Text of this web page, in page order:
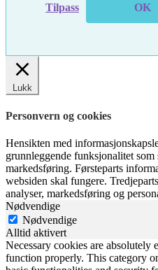
Tilpass OK
Lukk
Personvern og cookies
Hensikten med
grunnleggende funksjonalitet som
markedsføring. Førsteparts
websiden skal fungere.
analyser, markedsføring og
Nødvendige
Nødvendige
Alltid aktivert
Necessary cookies are absolutely
function properly. This category